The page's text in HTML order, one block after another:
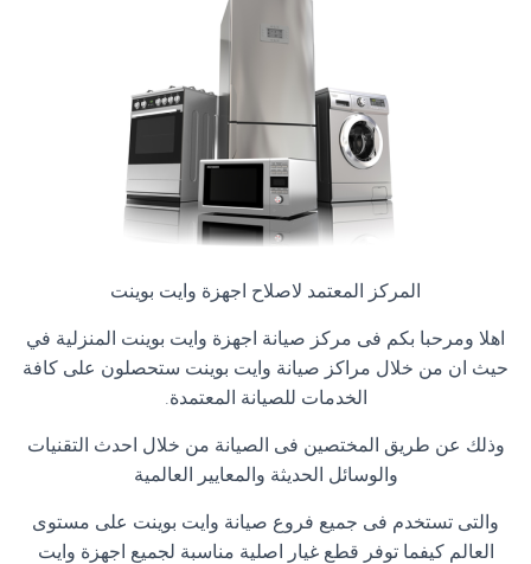
المركز المعتمد لاصلاح اجهزة وايت بوينت
اهلا ومرحبا بكم فى مركز صيانة اجهزة وايت بوينت المنزلية في
حيث ان من خلال مراكز صيانة وايت بوينت ستحصلون على كافة
الخدمات للصيانة المعتمدة.
وذلك عن طريق المختصين فى الصيانة من خلال احدث التقنيات
والوسائل الحديثة والمعايير العالمية
والتى تستخدم فى جميع فروع صيانة وايت بوينت على مستوى
العالم كيفما توفر قطع غيار اصلية مناسبة لجميع اجهزة وايت